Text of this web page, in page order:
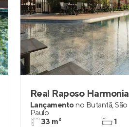
Real Raposo Harmonia
Lançamentono Butantã,São
Paulo
33 m²
1